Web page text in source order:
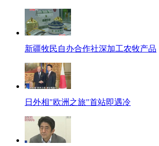
新疆牧民自办合作社深加工农牧产品
日外相"欧洲之旅"首站即遇冷